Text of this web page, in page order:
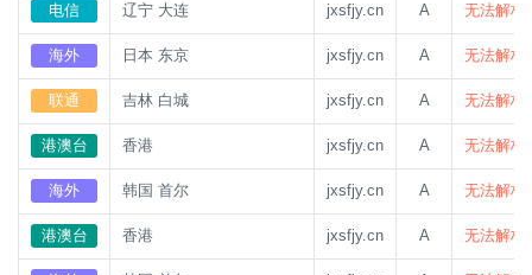
电信 辽宁 大连 jxsfjy.cn A 无法解析
海外 日本 东京 jxsfjy.cn A 无法解析
联通 吉林 白城 jxsfjy.cn A 无法解析
港澳台 香港 jxsfjy.cn A 无法解析
海外 韩国 首尔 jxsfjy.cn A 无法解析
港澳台 香港 jxsfjy.cn A 无法解析